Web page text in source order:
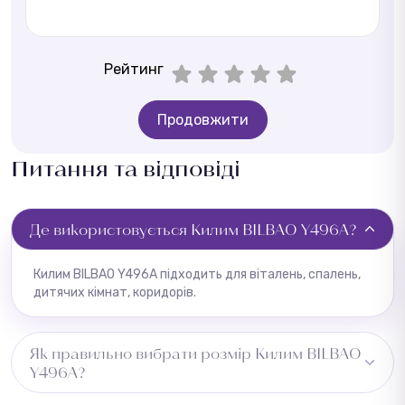
Рейтинг
Продовжити
Питання та відповіді
Де використовується Килим BILBAO Y496A?
Килим BILBAO Y496A підходить для віталень, спалень,
дитячих кімнат, коридорів.
Як правильно вибрати розмір Килим BILBAO
Y496A?